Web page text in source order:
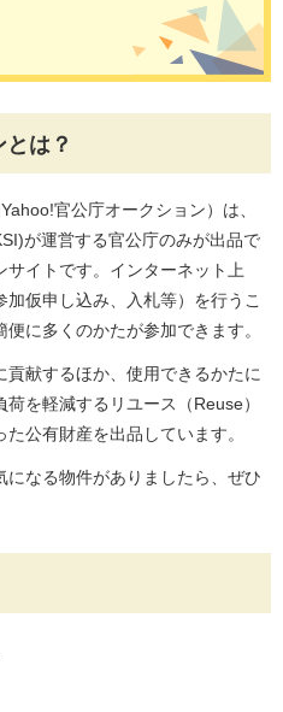
は？​​​​​​
官公庁オークション）は、
が運営する官公庁のみが出品で
イトです。インターネット上
仮申し込み、入札等）を行うこ
に多くのかたが参加できます。
献するほか、使用できるかたに
を軽減するリユース（Reuse）
公有財産を出品しています。
になる物件がありましたら、ぜひ